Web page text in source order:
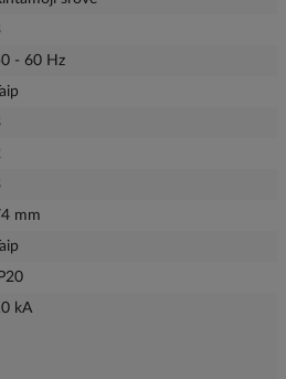
- 60 Hz
Taip
mm
Taip
IP20
kA